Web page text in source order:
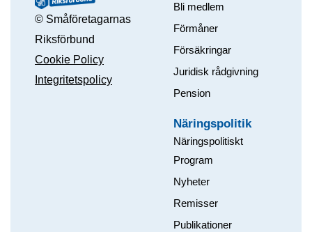
© Småföretagarnas
Riksförbund
Cookie Policy
Integritetspolicy
Bli medlem
Förmåner
Försäkringar
Juridisk rådgivning
Pension
Näringspolitik
Näringspolitiskt
Program
Nyheter
Remisser
Publikationer